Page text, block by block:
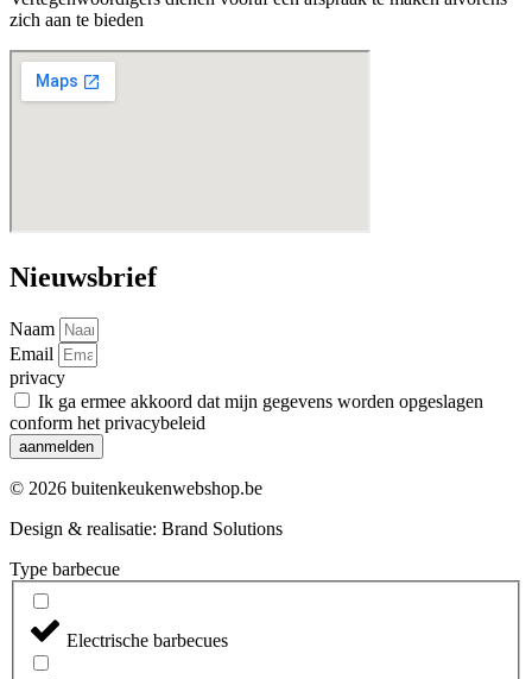
zich aan te bieden
Nieuwsbrief
Naam
Email
privacy
Ik ga ermee akkoord dat mijn gegevens worden opgeslagen
conform het privacybeleid
aanmelden
© 2026 buitenkeukenwebshop.be
Design & realisatie: Brand Solutions
Type barbecue
Electrische barbecues